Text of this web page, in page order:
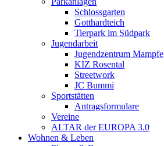
Schlossgarten
Gotthardteich
Tierpark im Südpark
Jugendarbeit
Jugendzentrum Mampfe
KIZ Rosental
Streetwork
JC Bummi
Sportstätten
Antragsformulare
Vereine
ALTAR der EUROPA 3.0
Wohnen & Leben